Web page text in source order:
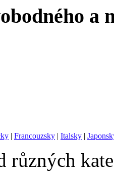
a
| Francouzsky | Italsky |
různých